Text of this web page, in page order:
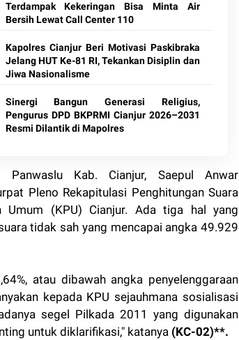
Terdampak Kekeringan Bisa Minta Air
Bersih Lewat Call Center 110
Kapolres Cianjur Beri Motivasi Paskibraka
Jelang HUT Ke-81 RI, Tekankan Disiplin dan
Jiwa Nasionalisme
Sinergi Bangun Generasi Religius,
Pengurus DPD BKPRMI Cianjur 2026–2031
Resmi Dilantik di Mapolres
Panwaslu Kab. Cianjur, Saepul Anwar
Pleno Rekapitulasi Penghitungan Suara
(KPU) Cianjur. Ada tiga hal yang
tidak sah yang mencapai angka 49.929
atau dibawah angka penyelenggaraan
kepada KPU sejauhmana sosialisasi
segel Pilkada 2011 yang digunakan
untuk diklarifikasi," katanya (KC-02)**.